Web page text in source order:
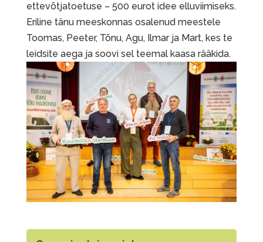
ettevõtjatoetuse – 500 eurot idee elluviimiseks.
Eriline tänu meeskonnas osalenud meestele
Toomas, Peeter, Tõnu, Agu, Ilmar ja Mart, kes te
leidsite aega ja soovi sel teemal kaasa rääkida.